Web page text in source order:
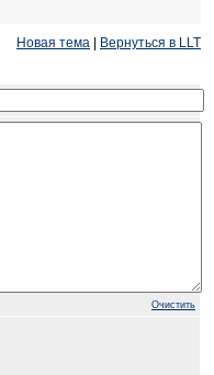
Новая тема Вернуться в LLT
Очистить